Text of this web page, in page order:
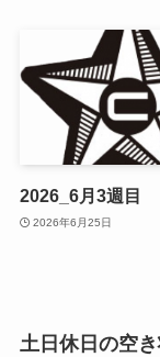
2026_6月3週目
2026年6月25日
土日休日の空